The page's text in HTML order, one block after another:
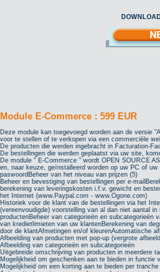
DOWNLOAD
Module E-Commerce : 599 EUR
Deze module kan toegevoegd worden aan de versie
voor te stellen of te verkopen via een commerciële
De producten die werden ingebracht in Facturation-
De bestellingen die werden geplaatst via uw site,
De module " E-Commerce " wordt OPEN SOURCE
en, naar keuze, geïnstalleerd worden op uw PC of
paswoordBeheer van het niveau van prijzen (5)
Beheer en bevestiging van bestellingen per e-
berekening van leveringskosten i.f.v. gewicht en
het Internet (www.Paypal.com - www.Ogone.com)
Historiek voor de klant van de bestellingen via het
(vereenvoudigde) voorstelling van al dan niet aantal
productenBeheer van categorieën en subcategorieën
van kredietlimieten van uw klantenBerekening van
door de klantAfmetingen en/of kleurenAutomatische
Afbeelding van producten met pop-up (vergrote
Afbeelding van categorieën en subcategorieën
Uitgebreide omschrijving van producten in meerdere
Mogelijkheid om geschenken aan te bieden in functie
Mogelijkheid om een korting aan te bieden per